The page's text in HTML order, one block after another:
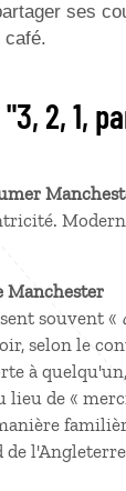
ses
café.
"3, 2, 1,
Manchester
souvent «
selon le
à
lieu de «
de